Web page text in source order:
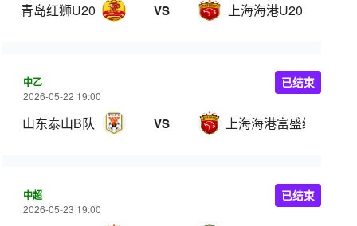
青岛红狮U20 VS 上海海港U20
中乙
2026-05-22 19:00
山东泰山B队 VS 上海海港富盛经开
已结束
中超
2026-05-23 19:00
已结束